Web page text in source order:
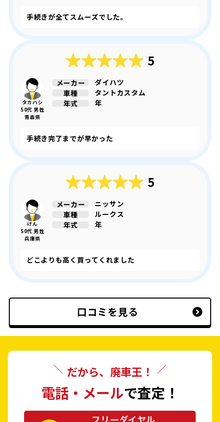
手続きが全てスムーズでした。
5
タカハシ
50代 男性
青森県
メーカー
ダイハツ
車種
タントカスタム
年式
年
手続き完了までが早かった
5
けん
50代 男性
兵庫県
メーカー
ニッサン
車種
ルークス
年式
年
どこよりも高く買ってくれました
口コミを見る
だから、廃車王！
電話・メールで査定！